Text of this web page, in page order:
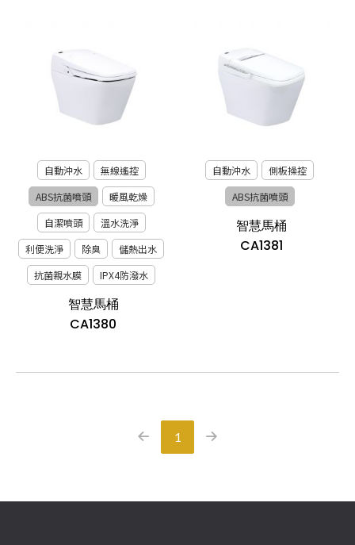
自動沖水
無線遙控
ABS抗菌噴頭
暖風乾燥
自潔噴頭
溫水洗淨
利便洗淨
除臭
儲熱出水
抗菌親水膜
IPX4防潑水
智慧馬桶
CA1380
自動沖水
側板操控
ABS抗菌噴頭
智慧馬桶
CA1381
1